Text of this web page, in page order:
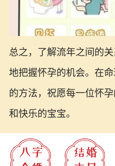
总之，了解流年之间的
地把握怀孕的机会。在
的方法，祝愿每一位怀
和快乐的宝宝。